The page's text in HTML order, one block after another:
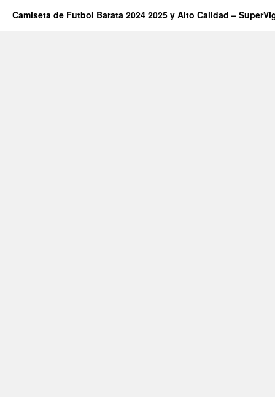
Camiseta de Futbol Barata 2024 2025 y Alto Calidad –